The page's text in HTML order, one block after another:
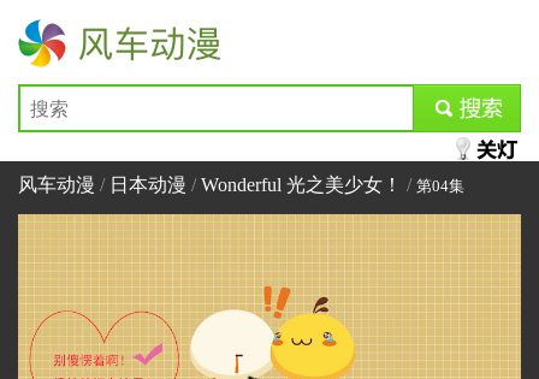
风车动漫
submit
风车动漫 / 日本动漫 /Wonderful 光之美少女！ / 第04集